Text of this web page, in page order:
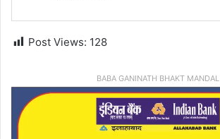
Post Views: 128
BABA GANINATH BHAKT MANDAL